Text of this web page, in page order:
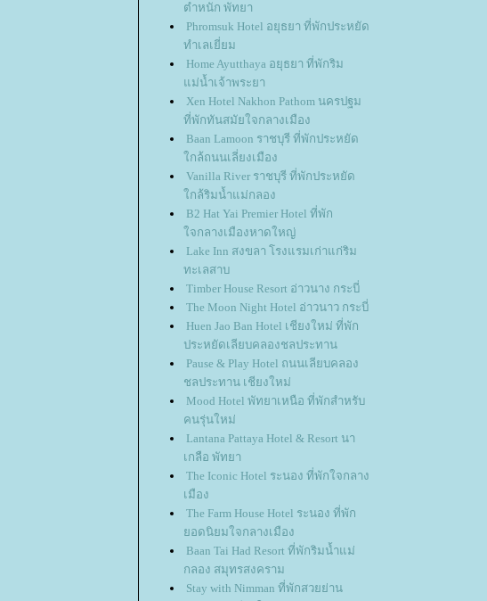
ตำหนัก พัทยา
Phromsuk Hotel อยุธยา ที่พักประหยัด
ทำเลเยี่ยม
Home Ayutthaya อยุธยา ที่พักริม
ม่น้ำเจ้าพระยา
Xen Hotel Nakhon Pathom นครปฐม
ที่พักทันสมัยใจกลางเมือง
Baan Lamoon ราชบุรี ที่พักประหยัด
กล้ถนนเลี่ยงเมือง
Vanilla River ราชบุรี ที่พักประหยัด
กล้ริมน้ำแม่กลอง
B2 Hat Yai Premier Hotel ที่พัก
จกลางเมืองหาดใหญ่
Lake Inn สงขลา โรงแรมเก่าแก่ริม
ทะเลสาบ
Timber House Resort อ่าวนาง กระบี่
The Moon Night Hotel อ่าวนาว กระบี่
Huen Jao Ban Hotel เชียงใหม่ ที่พัก
ประหยัดเลียบคลองชลประทาน
Pause & Play Hotel ถนนเลียบคลอง
ชลประทาน เชียงใหม่
Mood Hotel พัทยาเหนือ ที่พักสำหรับ
คนรุ่นใหม่
Lantana Pattaya Hotel & Resort นา
เกลือ พัทยา
The Iconic Hotel ระนอง ที่พักใจกลาง
เมือง
The Farm House Hotel ระนอง ที่พัก
อดนิยมใจกลางเมือง
Baan Tai Had Resort ที่พักริมน้ำแม่
กลอง สมุทรสงคราม
Stay with Nimman ที่พักสวยย่าน